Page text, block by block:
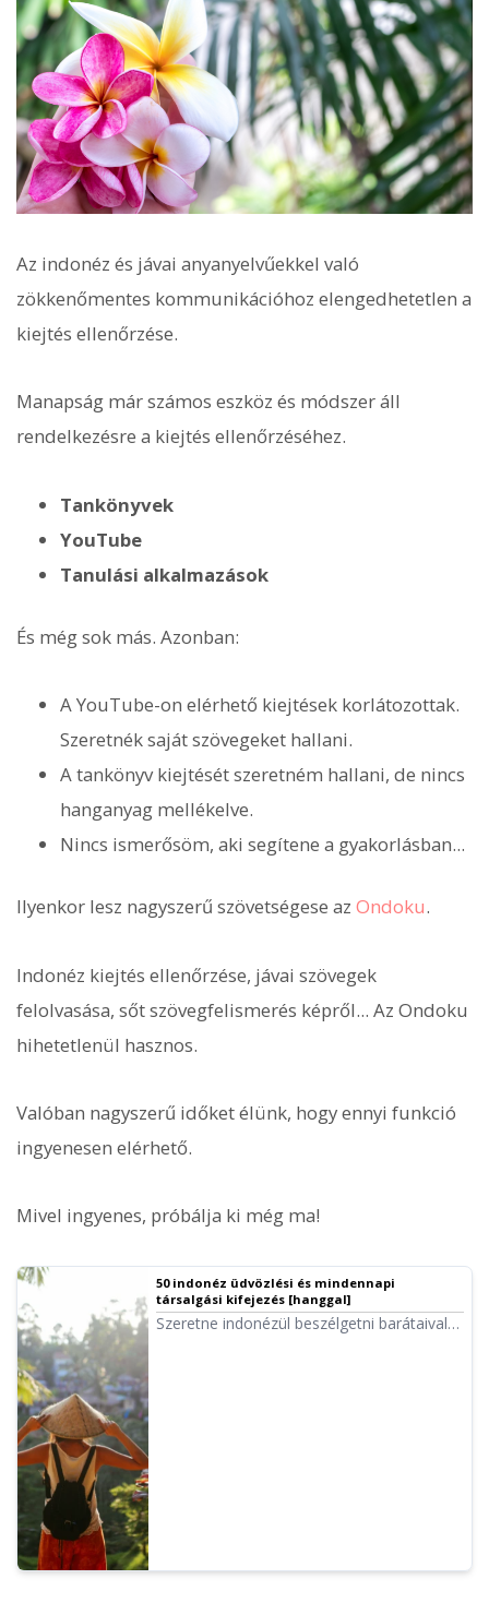
Az indonéz és jávai anyanyelvűekkel való
zökkenőmentes kommunikációhoz elengedhetetlen a
kiejtés ellenőrzése.
Manapság már számos eszköz és módszer áll
rendelkezésre a kiejtés ellenőrzéséhez.
Tankönyvek
YouTube
Tanulási alkalmazások
És még sok más. Azonban:
A YouTube-on elérhető kiejtések korlátozottak.
Szeretnék saját szövegeket hallani.
A tankönyv kiejtését szeretném hallani, de nincs
hanganyag mellékelve.
Nincs ismerősöm, aki segítene a gyakorlásban...
Ilyenkor lesz nagyszerű szövetségese az Ondoku.
Indonéz kiejtés ellenőrzése, jávai szövegek
felolvasása, sőt szövegfelismerés képről... Az Ondoku
hihetetlenül hasznos.
Valóban nagyszerű időket élünk, hogy ennyi funkció
ingyenesen elérhető.
Mivel ingyenes, próbálja ki még ma!
50 indonéz üdvözlési és mindennapi
társalgási kifejezés [hanggal]
Szeretne indonézül beszélgetni barátaival?